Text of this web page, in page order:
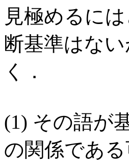
見極めるに
断基準はな
く．
(1) その語が
の関係であ